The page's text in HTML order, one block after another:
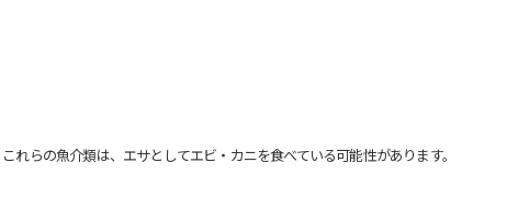
らの魚介類は、エサとしてエビ・カニを食べている可能性があります。